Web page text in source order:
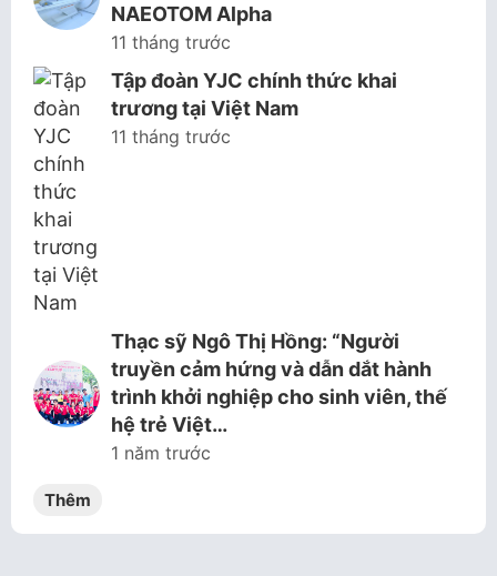
NAEOTOM Alpha
11 tháng trước
Tập đoàn YJC chính thức khai
trương tại Việt Nam
11 tháng trước
Thạc sỹ Ngô Thị Hồng: “Người
truyền cảm hứng và dẫn dắt hành
trình khởi nghiệp cho sinh viên, thế
hệ trẻ Việt…
1 năm trước
Thêm